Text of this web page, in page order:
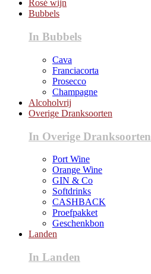
Rosé wijn
Bubbels
In Bubbels
Cava
Franciacorta
Prosecco
Champagne
Alcoholvrij
Overige Dranksoorten
In Overige Dranksoorten
Port Wine
Orange Wine
GIN & Co
Softdrinks
CASHBACK
Proefpakket
Geschenkbon
Landen
In Landen